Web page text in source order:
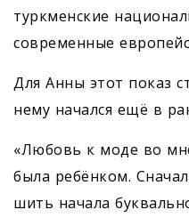
туркменские
современные
Для Анны этот показ
нему начался ещё в
«Любовь к моде во
была ребёнком.
шить начала